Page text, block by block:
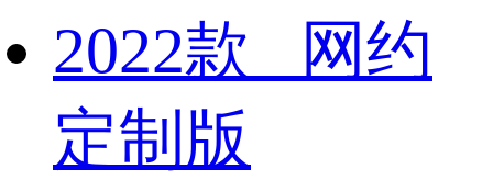
2022款 网约
定制版